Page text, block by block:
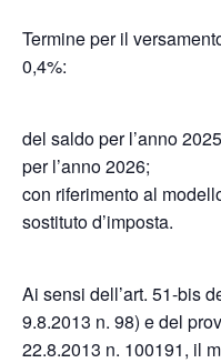
Termine per il
0,4%:
del saldo per l’anno
per l’anno 2026;
con riferimento al
sostituto d’imposta.
Ai sensi dell’art. 51-bis
9.8.2013 n. 98) e del
22.8.2013 n. 100191, il